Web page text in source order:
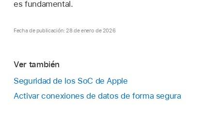
es fundamental.
Fecha de publicación: 28 de enero de 2026
Ver también
Seguridad de los SoC de Apple
Activar conexiones de datos de forma segura